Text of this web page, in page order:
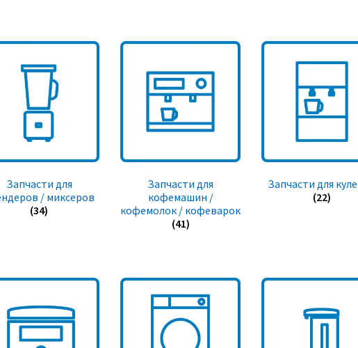
Запчасти для
/ миксеров
(34)
Запчасти для
кофемашин /
кофемолок / кофеварок
(41)
Запчасти для
(22)